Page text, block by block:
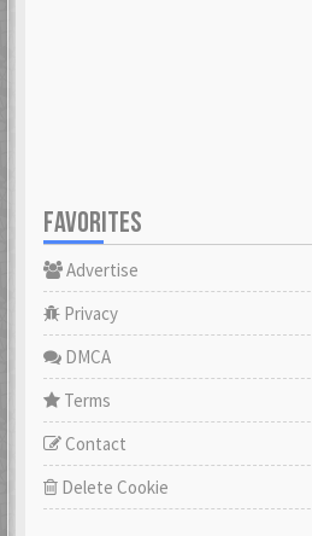
FAVORITES
Advertise
Privacy
DMCA
Terms
Contact
Delete Cookie